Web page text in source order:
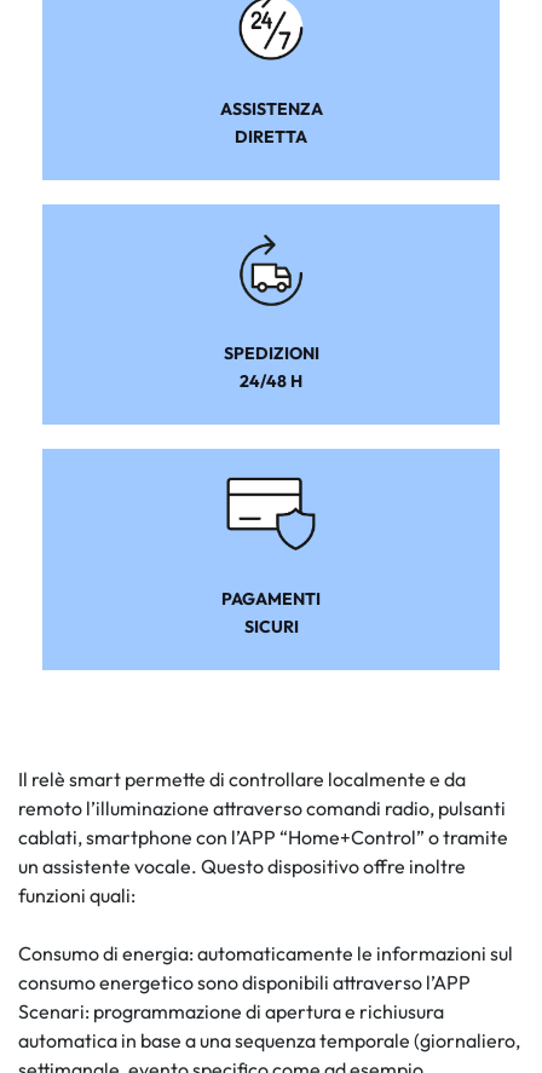
ASSISTENZA
DIRETTA
SPEDIZIONI
24/48 H
PAGAMENTI
SICURI
Il relè smart permette di controllare localmente e da
remoto l’illuminazione attraverso comandi radio, pulsanti
cablati, smartphone con l’APP “Home+Control” o tramite
un assistente vocale. Questo dispositivo offre inoltre
funzioni quali:
Consumo di energia: automaticamente le informazioni sul
consumo energetico sono disponibili attraverso l’APP
Scenari: programmazione di apertura e richiusura
automatica in base a una sequenza temporale (giornaliero,